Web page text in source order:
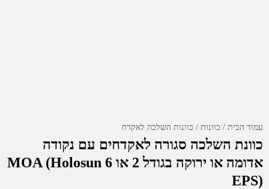
עמוד הבית כוונות כוונות השלכה לאקדח
כוונת השלכה סגורה לאקדחים עם נקודה
אדומה או ירוקה בגודל 2 או 6 MOA (Holosun
EPS)